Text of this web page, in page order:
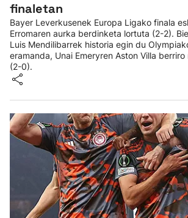
finaletan
Bayer Leverkusenek Europa Ligako finala
Erromaren aurka berdinketa lortuta (2-2).
Luis Mendilibarrek historia egin du
eramanda, Unai Emeryren Aston Villa
(2-0).